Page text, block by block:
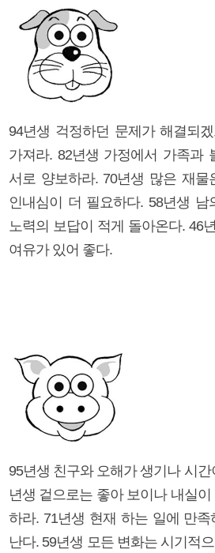
94년생 걱정하던 문제가 해결되
가져라. 82년생 가정에서 가족과
서로 양보하라. 70년생 많은 재물
인내심이 더 필요하다. 58년생
노력의 보답이 적게 돌아온다. 46
여유가 있어 좋다.
95년생 친구와 오해가 생기나 시
년생 겉으로는 좋아 보이나 내실
하라. 71년생 현재 하는 일에 만
난다. 59년생 모든 변화는 시기적